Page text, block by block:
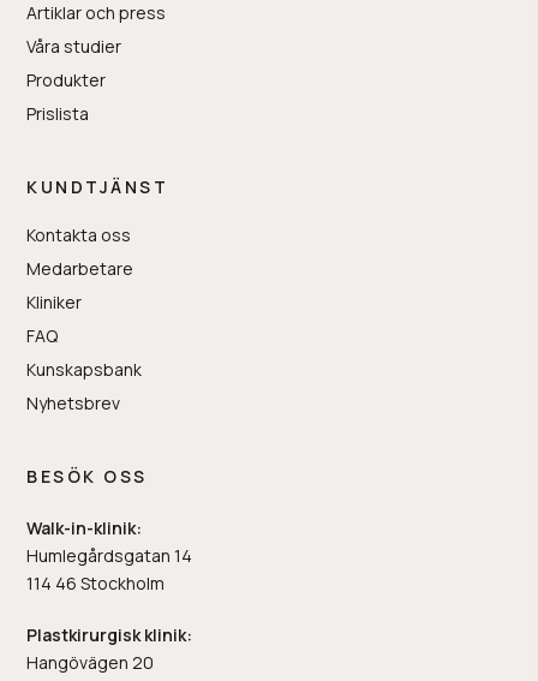
Artiklar och press
Våra studier
Produkter
Prislista
KUNDTJÄNST
Kontakta oss
Medarbetare
Kliniker
FAQ
Kunskapsbank
Nyhetsbrev
BESÖK OSS
Walk-in-klinik:
Humlegårdsgatan 14
114 46 Stockholm
Plastkirurgisk klinik:
Hangövägen 20